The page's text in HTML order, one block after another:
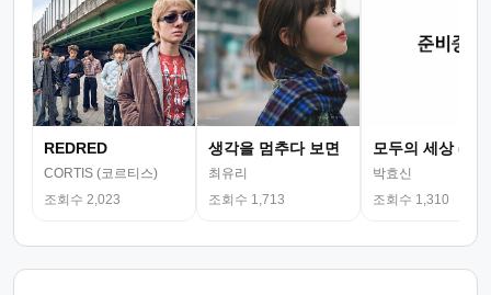
REDRED
CORTIS (코르티스)
조회수 2,023
생각을 멈추다 보면
최유리
조회수 1,713
모두의 세상 (뮤
박효신
조회수 1,310